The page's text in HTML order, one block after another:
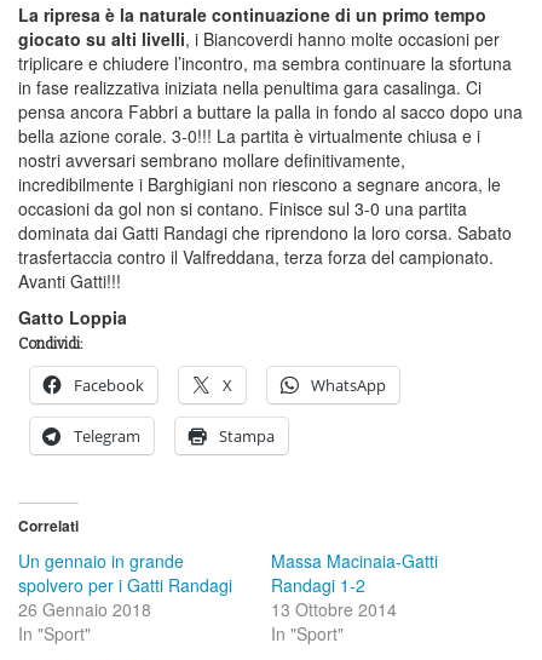
La ripresa è la naturale continuazione di un primo tempo
giocato su alti livelli, i Biancoverdi hanno molte occasioni per
triplicare e chiudere l’incontro, ma sembra continuare la sfortuna
in fase realizzativa iniziata nella penultima gara casalinga. Ci
pensa ancora Fabbri a buttare la palla in fondo al sacco dopo una
bella azione corale. 3-0!!! La partita è virtualmente chiusa e i
nostri avversari sembrano mollare definitivamente,
incredibilmente i Barghigiani non riescono a segnare ancora, le
occasioni da gol non si contano. Finisce sul 3-0 una partita
dominata dai Gatti Randagi che riprendono la loro corsa. Sabato
trasfertaccia contro il Valfreddana, terza forza del campionato.
Avanti Gatti!!!
Gatto Loppia
Condividi:
Facebook X WhatsApp
Telegram Stampa
Correlati
Un gennaio in grande
spolvero per i Gatti Randagi
26 Gennaio 2018
In "Sport"
Massa Macinaia-Gatti
Randagi 1-2
13 Ottobre 2014
In "Sport"